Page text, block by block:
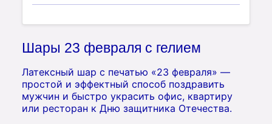
Шары 23 февраля с гелием
Латексный шар с печатью «23 февраля» —
простой и эффектный способ поздравить
мужчин и быстро украсить офис, квартиру
или ресторан к Дню защитника Отечества.